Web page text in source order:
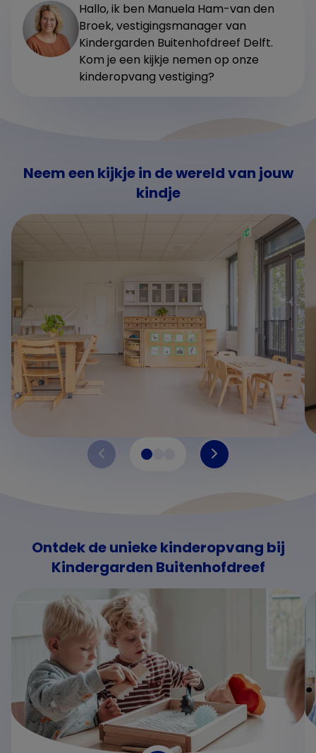
Hallo, ik ben Manuela Ham-van den
Broek, vestigingsmanager van
Kindergarden Buitenhofdreef Delft.
Kom je een kijkje nemen op onze
kinderopvang vestiging?
Neem een kijkje in de wereld van jouw
kindje
Ontdek de unieke kinderopvang bij
Kindergarden Buitenhofdreef